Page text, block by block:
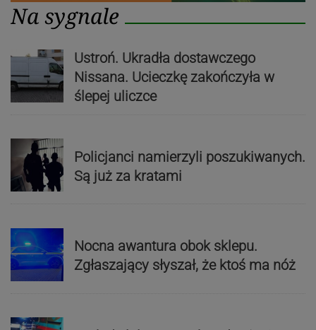
Na sygnale
Ustroń. Ukradła dostawczego
Nissana. Ucieczkę zakończyła w
ślepej uliczce
Policjanci namierzyli poszukiwanych.
Są już za kratami
Nocna awantura obok sklepu.
Zgłaszający słyszał, że ktoś ma nóż